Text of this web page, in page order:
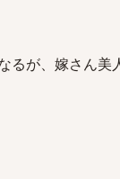
が、嫁さん美